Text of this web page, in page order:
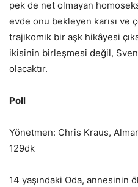
pek de net olmayan
evde onu bekleyen karısı ve
trajikomik bir aşk hikâyesi
ikisinin birleşmesi değil,
olacaktır.
Poll
Yönetmen: Chris Kraus,
129dk
14 yaşındaki Oda, annesinin